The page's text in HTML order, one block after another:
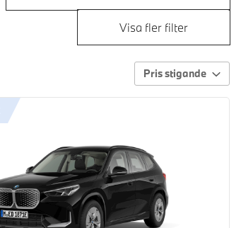
Visa fler filter
Pris stigande